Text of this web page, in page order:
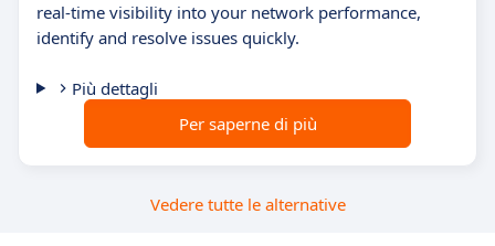
real-time visibility into your network performance,
identify and resolve issues quickly.
Più dettagli
Per saperne di più
Vedere tutte le alternative